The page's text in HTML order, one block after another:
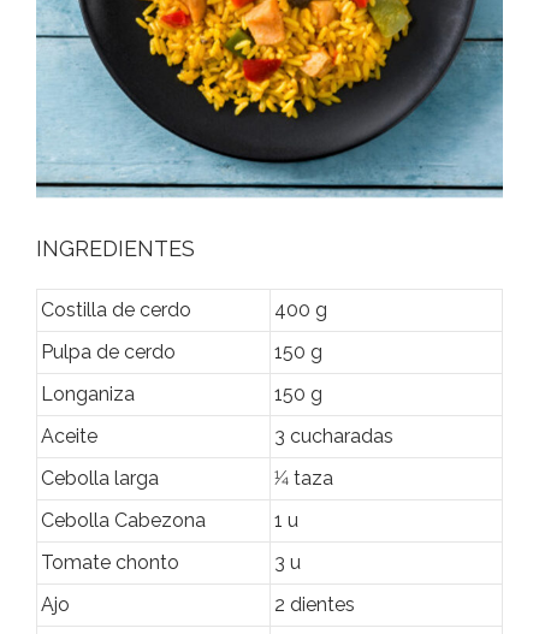
INGREDIENTES
Costilla de cerdo
400 g
Pulpa de cerdo
150 g
Longaniza
150 g
Aceite
3 cucharadas
Cebolla larga
1⁄4 taza
Cebolla Cabezona
1 u
Tomate chonto
3 u
Ajo
2 dientes